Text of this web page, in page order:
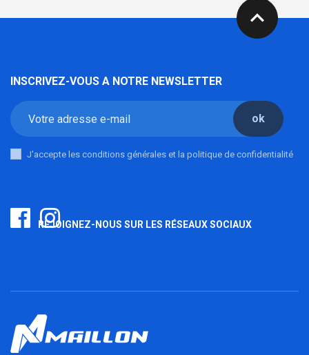
expand_less
INSCRIVEZ-VOUS A NOTRE NEWSLETTER
ok
J'accepte les conditions générales et la politique de confidentialité
REJOIGNEZ-NOUS SUR LES RÉSEAUX SOCIAUX